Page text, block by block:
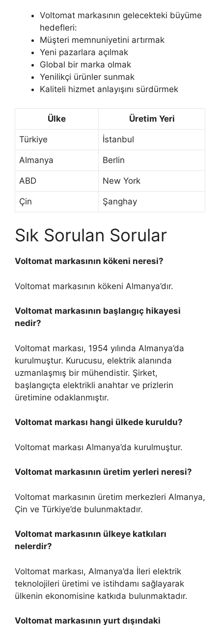
Voltomat markasının gelecekteki büyüme
hedefleri:
Müşteri memnuniyetini artırmak
Yeni pazarlara açılmak
Global bir marka olmak
Yenilikçi ürünler sunmak
Kaliteli hizmet anlayışını sürdürmek
Ülke Üretim Yeri
Türkiye İstanbul
Almanya Berlin
ABD New York
Çin Şanghay
Sık Sorulan Sorular
Voltomat markasının kökeni neresi?
Voltomat markasının kökeni Almanya’dır.
Voltomat markasının başlangıç hikayesi
nedir?
Voltomat markası, 1954 yılında Almanya’da
kurulmuştur. Kurucusu, elektrik alanında
uzmanlaşmış bir mühendistir. Şirket,
başlangıçta elektrikli anahtar ve prizlerin
üretimine odaklanmıştır.
Voltomat markası hangi ülkede kuruldu?
Voltomat markası Almanya’da kurulmuştur.
Voltomat markasının üretim yerleri neresi?
Voltomat markasının üretim merkezleri Almanya,
Çin ve Türkiye’de bulunmaktadır.
Voltomat markasının ülkeye katkıları
nelerdir?
Voltomat markası, Almanya’da İleri elektrik
teknolojileri üretimi ve istihdamı sağlayarak
ülkenin ekonomisine katkıda bulunmaktadır.
Voltomat markasının yurt dışındaki